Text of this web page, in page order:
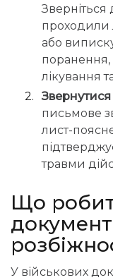
Зверніться
проходили
або
поранення,
лікування
Звернутися
письмове
лист-
травми
Що
У військових